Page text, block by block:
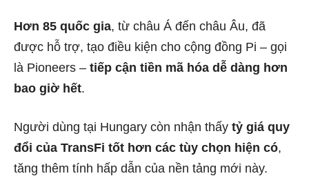
Hơn 85 quốc gia, từ châu Á đến châu Âu, đã
được hỗ trợ, tạo điều kiện cho cộng đồng Pi – gọi
là Pioneers – tiếp cận tiền mã hóa dễ dàng hơn
bao giờ hết.
Người dùng tại Hungary còn nhận thấy tỷ giá quy
đổi của TransFi tốt hơn các tùy chọn hiện có,
tăng thêm tính hấp dẫn của nền tảng mới này.